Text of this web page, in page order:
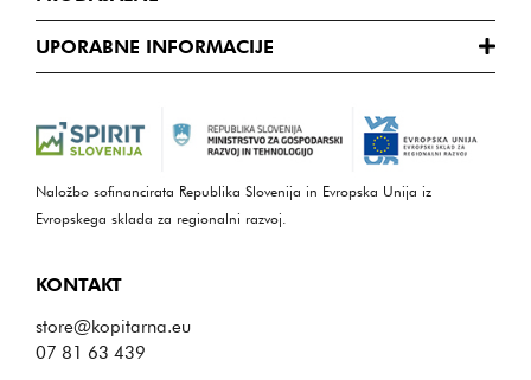
UPORABNE INFORMACIJE
Naložbo sofinancirata Republika Slovenija in Evropska Unija iz
Evropskega sklada za regionalni razvoj.
KONTAKT
store@kopitarna.eu
07 81 63 439